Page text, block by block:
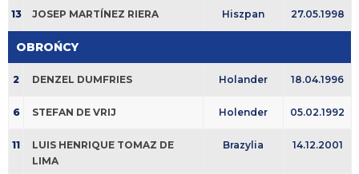
13 JOSEP MARTÍNEZ RIERA Hiszpan 27.05.1998
OBROŃCY
2 DENZEL DUMFRIES Holander 18.04.1996
6 STEFAN DE VRIJ Holender 05.02.1992
11
LUIS HENRIQUE TOMAZ DE
LIMA
Brazylia 14.12.2001